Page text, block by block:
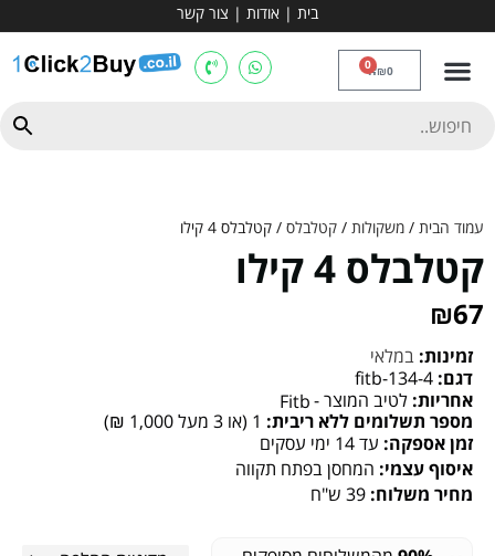
בית | אודות | צור קשר
₪0
0
עמוד הבית / משקולות / קטלבלס / קטלבלס 4 קילו
קטלבלס 4 קילו
₪67
זמינות: במלאי
דגם: fitb-134-4
אחריות: לטיב המוצר -Fitb
מספר תשלומים ללא ריבית: 1 (או 3 מעל 1,000 ₪)
זמן אספקה: עד 14 ימי עסקים
איסוף עצמי: המחסן בפתח תקווה
מחיר משלוח: 39 ש"ח